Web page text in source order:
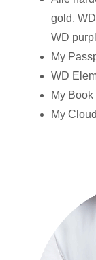
gold,
WD
My
WD
My Book
My Cloud